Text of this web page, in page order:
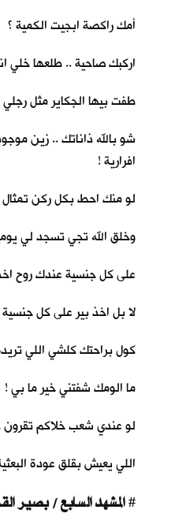
أمك راكصة ابجيت الكمية ؟
اركبك صاحية .. طلعها خلي
طفت بيها الجكاير مثل
شو بالله ذاناتك .. زين
افرارية !
لو منك احط بكل ركن تمثال
وخلق الله تجي تسجد لي
على كل جنسية عندك روح
لا بل اخذ بير على كل
كول براحتك كلشي اللي
ما الومك شفتني خير ما بي !
لو عندي شعب خلاكم تقرون
اللي يعيش بقلق عودة
# المشهد السابع / بصير